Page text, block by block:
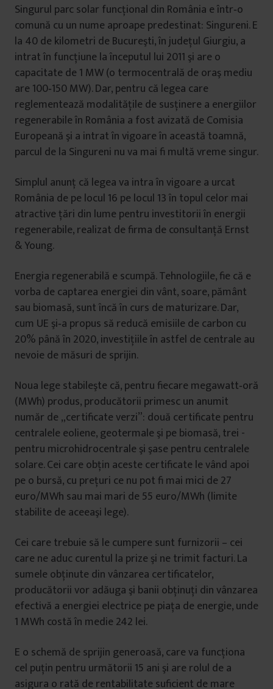
Singurul parc solar funcţional din România e într‑o
comună cu un nume aproape predestinat: Singureni. E
la 40 de kilometri de Bucureşti, în judeţul Giurgiu, a
intrat în funcţiune la începutul lui 2011 şi are o
capacitate de 1 MW (o termocentrală de oraş mediu
are 100‑150 MW). Dar, pentru că legea care
reglementează modalităţile de susţinere a energiilor
regenerabile în România a fost avizată de Comisia
Europeană şi a intrat în vigoare în această toamnă,
parcul de la Singureni nu va mai fi multă vreme singur.
Simplul anunţ că legea va intra în vigoare a urcat
România de pe locul 16 pe locul 13 în topul celor mai
atractive ţări din lume pentru investitorii în energii
regenerabile, realizat de firma de consultanţă Ernst
& Young.
Energia regenerabilă e scumpă. Tehnologiile, fie că e
vorba de captarea energiei din vânt, soare, pământ
sau biomasă, sunt încă în curs de maturizare. Dar,
cum UE şi‑a propus să reducă emisiile de carbon cu
20% până în 2020, investiţiile în astfel de centrale au
nevoie de măsuri de sprijin.
Noua lege stabileşte că, pentru fiecare megawatt‑oră
(MWh) produs, producătorii primesc un anumit
număr de „certificate verzi”: două certificate pentru
centralele eoliene, geotermale şi pe biomasă, trei ­
pentru microhidrocentrale şi şase pentru centralele
solare. Cei care obţin aceste certificate le vând apoi
pe o bursă, cu preţuri ce nu pot fi mai mici de 27
euro/MWh sau mai mari de 55 euro/MWh (limite
stabilite de aceeaşi lege).
Cei care trebuie să le cumpere sunt furnizorii – cei
care ne aduc curentul la prize şi ne trimit facturi. La
sumele obţinute din vânzarea certificatelor,
producătorii vor adăuga şi banii obţinuţi din vânzarea
efectivă a energiei electrice pe piaţa de energie, unde
1 MWh costă în medie 242 lei.
E o schemă de sprijin generoasă, care va funcţiona
cel puţin pentru următorii 15 ani şi are rolul de a
asigura o rată de rentabilitate suficient de mare